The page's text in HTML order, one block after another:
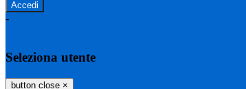
-
Seleziona utente
button close ×